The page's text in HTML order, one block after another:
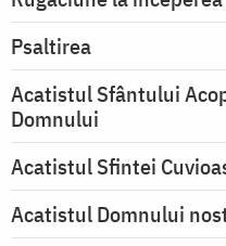
Psaltirea
Acatistul Sfântului
Domnului
Acatistul Sfintei
Acatistul Domnului